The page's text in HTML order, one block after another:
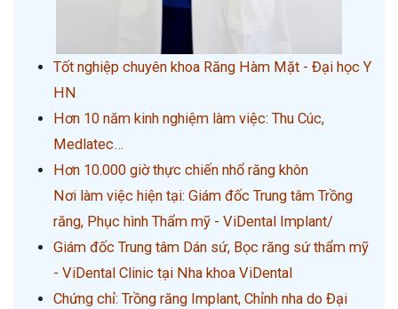
Tốt nghiệp chuyên khoa Răng Hàm Mặt - Đại học Y
HN
Hơn 10 năm kinh nghiệm làm việc: Thu Cúc,
Medlatec…
Hơn 10.000 giờ thực chiến nhổ răng khôn
Nơi làm việc hiện tại: Giám đốc Trung tâm Trồng
răng, Phục hình Thẩm mỹ - ViDental Implant/
Giám đốc Trung tâm Dán sứ, Bọc răng sứ thẩm mỹ
- ViDental Clinic tại Nha khoa ViDental
Chứng chỉ: Trồng răng Implant, Chỉnh nha do Đại